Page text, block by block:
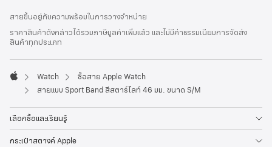
ส่วน
ท้าย
กระดาษ
เชิงอรรถ
สายขึ้นอยู่กับความพร้อมในการวางจำหน่าย
ราคาสินค้าดังกล่าวได้รวมภาษีมูลค่าเพิ่มแล้ว และไม่มีค่าธรรมเนียมการจัดส่ง
สินค้าทุกประเภท
Apple
Watch
ซื้อสาย Apple Watch
สายแบบ Sport Band สีสตาร์ไลท์ 46 มม. ขนาด S/M
เลือกซื้อและเรียนรู้
กระเป๋าสตางค์ Apple